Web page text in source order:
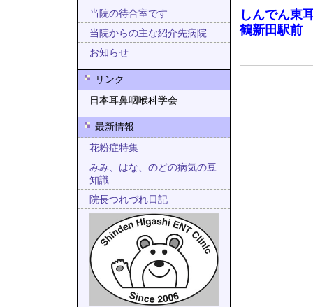
当院の待合室です
当院からの主な紹介先病院
お知らせ
リンク
日本耳鼻咽喉科学会
最新情報
花粉症特集
みみ、はな、のどの病気の豆
知識
院長つれづれ日記
しんでん東
鶴新田駅前